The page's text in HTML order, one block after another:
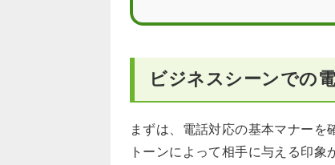
電話対応のマナーを身に付けて苦
電話対応が必要な仕事が苦痛なら
ビジネスシーンでの
まずは、電話対応の基本マナー
トーンによって相手に与える印